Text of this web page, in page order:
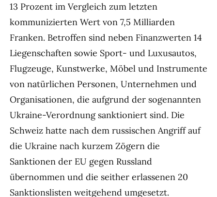
13 Prozent im Vergleich zum letzten
kommunizierten Wert von 7,5 Milliarden
Franken. Betroffen sind neben Finanzwerten 14
Liegenschaften sowie Sport- und Luxusautos,
Flugzeuge, Kunstwerke, Möbel und Instrumente
von natürlichen Personen, Unternehmen und
Organisationen, die aufgrund der sogenannten
Ukraine-Verordnung sanktioniert sind. Die
Schweiz hatte nach dem russischen Angriff auf
die Ukraine nach kurzem Zögern die
Sanktionen der EU gegen Russland
übernommen und die seither erlassenen 20
Sanktionslisten weitgehend umgesetzt.